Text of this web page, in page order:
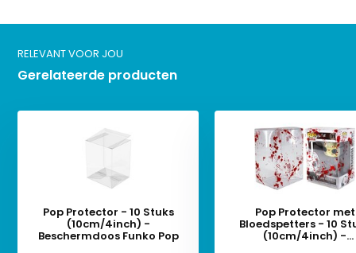
RELEVANT VOOR JOU
Gerelateerde producten
Pop Protector - 10 Stuks
(10cm/4inch) -
Beschermdoos Funko Pop
Pop Protector met
Bloedspetters - 10
(10cm/4inch) -